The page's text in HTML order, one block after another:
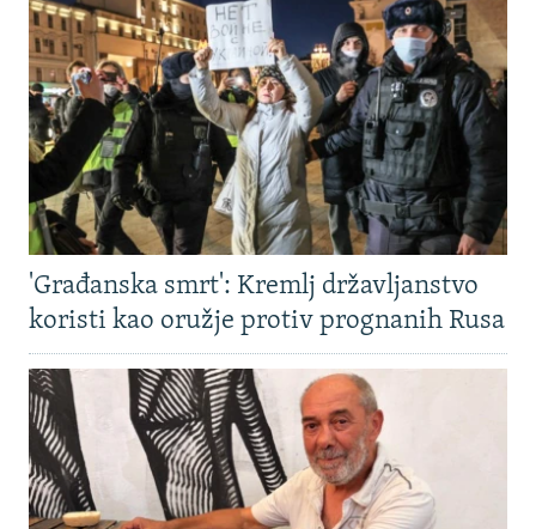
TRI DECENIJE OD RATA U BIH
SVE KARTE DEJTONA
NASTANAK I RASPAD JUGOSLAVIJE
'Građanska smrt': Kremlj državljanstvo
koristi kao oružje protiv prognanih Rusa